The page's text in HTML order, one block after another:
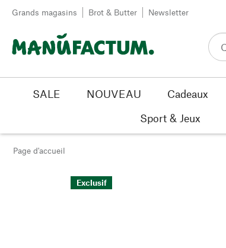
Passer au contenu
Grands magasins Brot & Butter Newsletter
SALE NOUVEAU Cadeaux
Sport & Jeux
Page d'accueil
Exclusif